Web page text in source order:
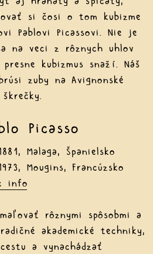
si čosi o tom kubizme
Pablovi Picassovi. Nie je
na veci z rôznych uhlov
kubizmus snaží. Náš
zuby na Avignonské
škrečky.
Picasso
Malaga, Španielsko
Mougins, Francúzsko
info
rôznymi spôsobmi a
akademické techniky,
a vynachádzať